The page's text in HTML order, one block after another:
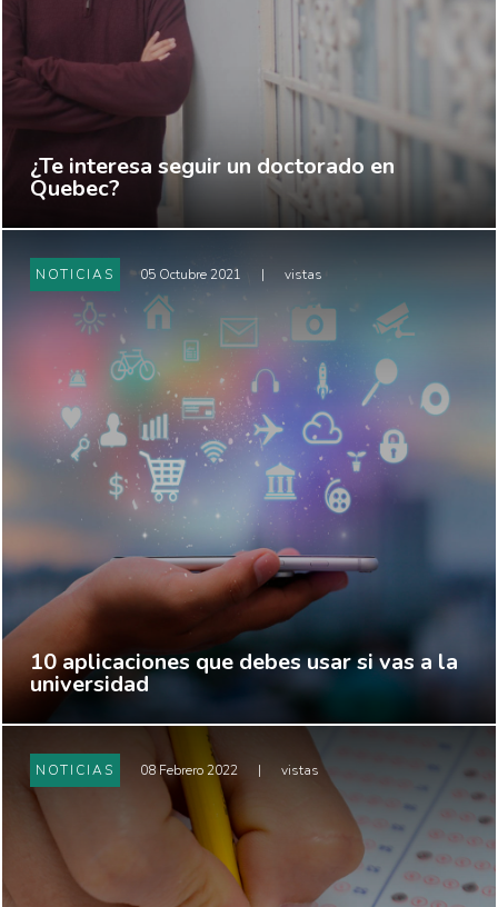
¿Te interesa seguir un doctorado en
Quebec?
NOTICIAS 05 Octubre 2021 | vistas
10 aplicaciones que debes usar si vas a la
universidad
NOTICIAS 08 Febrero 2022 | vistas